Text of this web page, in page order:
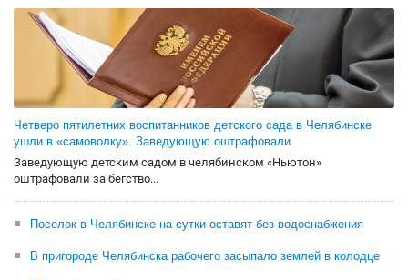
Четверо пятилетних воспитанников детского сада в Челябинске
ушли в «самоволку». Заведующую оштрафовали
Заведующую детским садом в челябинском «Ньютон»
оштрафовали за бегство...
Поселок в Челябинске на сутки оставят без водоснабжения
В пригороде Челябинска рабочего засыпало землей в колодце